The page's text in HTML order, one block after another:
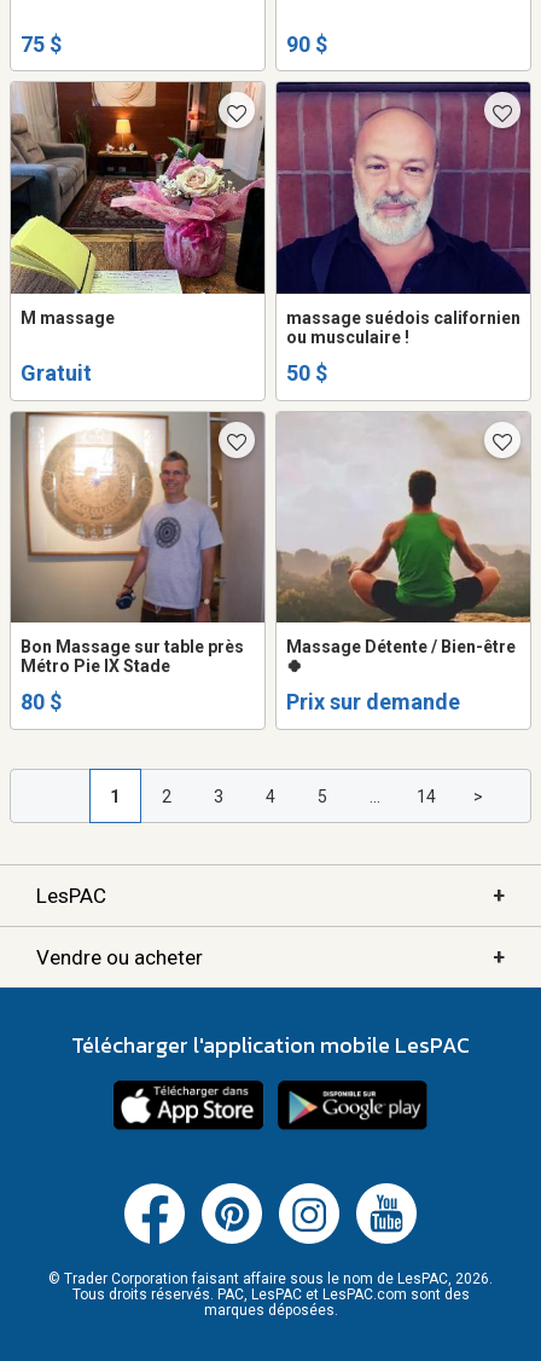
75 $ 90 $
M massage
Gratuit
massage suédois californien
ou musculaire !
50 $
Bon Massage sur table près
Métro Pie IX Stade
80 $
Massage Détente / Bien-être
🍀
Prix sur demande
1 2 3 4 5 14 >
LesPAC +
Vendre ou acheter +
Télécharger l'application mobile LesPAC
© Trader Corporation faisant affaire sous le nom de LesPAC, 2026.
Tous droits réservés. PAC, LesPAC et LesPAC.com sont des
marques déposées.